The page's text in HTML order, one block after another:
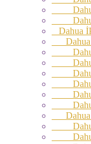
Dahua
Dahua
Dahua
Dahua
Dahua
Dahua
Dahua
Dahua
Dahua
Dahua
Dahua
Dahua
Dahua